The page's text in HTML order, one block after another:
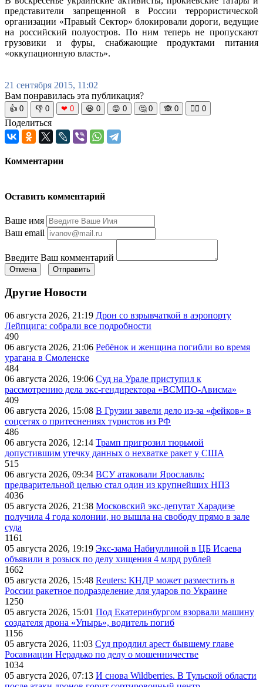
представители запрещенной в России террористической
организации «Правый Сектор» блокировали дороги, ведущие
на российский полуостров. По ним теперь не пропускают
грузовики и фуры, снабжающие продуктами питания
«оккупационную власть».
21 сентября 2015, 11:02
Вам понравилась эта публикация?
👍 0 👎 0 ❤ 0 😆 0 😡 0 🤔 0 🙈 0 🧘‍♀️ 0
Поделиться
Комментарии
Оставить комментарий
Ваше имя
Ваш email
Введите Ваш комментарий
Отмена Отправить
Другие Новости
06 августа 2026, 21:19 Дрон со взрывчаткой в аэропорту
Лейпцига: собрали все подробности
490
06 августа 2026, 21:06 Ребёнок и женщина погибли во время
урагана в Смоленске
484
06 августа 2026, 19:06 Суд на Урале приступил к
рассмотрению дела экс-гендиректора «ВСМПО-Ависма»
409
06 августа 2026, 15:08 В Грузии завели дело из-за «фейков» в
соцсетях о притеснениях туристов из РФ
486
06 августа 2026, 12:14 Трамп пригрозил тюрьмой
допустившим утечку данных о нехватке ракет у США
515
06 августа 2026, 09:34 ВСУ атаковали Ярославль:
предварительной целью стал один из крупнейших НПЗ
4036
05 августа 2026, 21:38 Московский экс-депутат Харадизе
получила 4 года колонии, но вышла на свободу прямо в зале
суда
1161
05 августа 2026, 19:19 Экс-зама Набиуллиной в ЦБ Исаева
объявили в розыск по делу хищения 4 млрд рублей
1662
05 августа 2026, 15:48 Reuters: КНДР может разместить в
России ракетное подразделение для ударов по Украине
1250
05 августа 2026, 15:01 Под Екатеринбургом взорвали машину
создателя дрона «Упырь», водитель погиб
1156
05 августа 2026, 11:03 Суд продлил арест бывшему главе
Росавиации Нерадько по делу о мошенничестве
1034
05 августа 2026, 07:13 И снова Wildberries. В Тульской области